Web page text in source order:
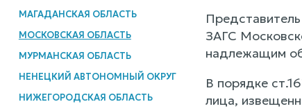
МАГАДАНСКАЯ ОБЛАСТЬ
МОСКОВСКАЯ ОБЛАСТЬ
МУРМАНСКАЯ ОБЛАСТЬ
НЕНЕЦКИЙ АВТОНОМНЫЙ ОКРУГ
НИЖЕГОРОДСКАЯ ОБЛАСТЬ
ЗАГС
надлежащим
В порядке
лица,